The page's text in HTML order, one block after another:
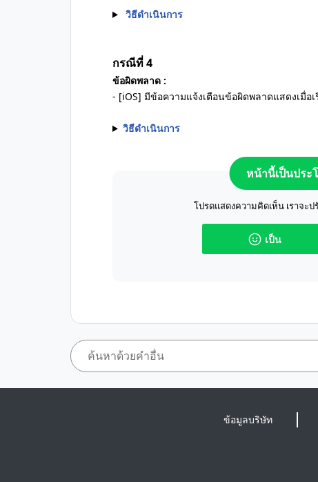
วิธีดำเนินการ
กรณีที่ 4
ข้อผิดพลาด :
- [iOS] มีข้อความแจ้งเตือนข้อผิดพลาดแสดงเมื่อ
วิธีดำเนินการ
หน้านี้เป็นปร
โปรดแสดงความคิดเห็น เราจะ
เป็น
ข้อมูลบริษัท